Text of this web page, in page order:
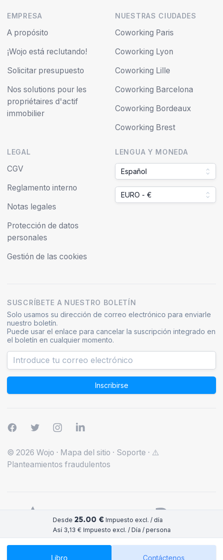
Desde 25.00 €Impuesto excl. / día
Así 3,13 € Impuesto excl. / Día / persona
Libro Contáctenos
EMPRESA
A propósito
¡Wojo está reclutando!
Solicitar presupuesto
Nos solutions pour les
propriétaires d'actif
immobilier
NUESTRAS CIUDADES
Coworking Paris
Coworking Lyon
Coworking Lille
Coworking Barcelona
Coworking Bordeaux
Coworking Brest
LEGAL
CGV
Reglamento interno
Notas legales
Protección de datos
personales
Gestión de las cookies
LENGUA Y MONEDA
Español
EURO - €
SUSCRÍBETE A NUESTRO BOLETÍN
Solo usamos su dirección de correo electrónico para enviarle
nuestro boletín.
Puede usar el enlace para cancelar la suscripción integrado en
el boletín en cualquier momento.
Inscribirse
© 2026 Wojo · Mapa del sitio · Soporte · ⚠️
Planteamientos fraudulentos